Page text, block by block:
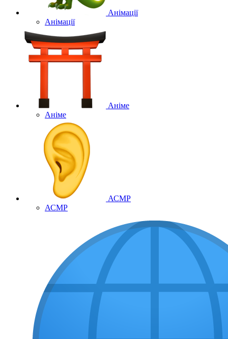
Анімації
Анімації
Аніме
Аніме
АСМР
АСМР